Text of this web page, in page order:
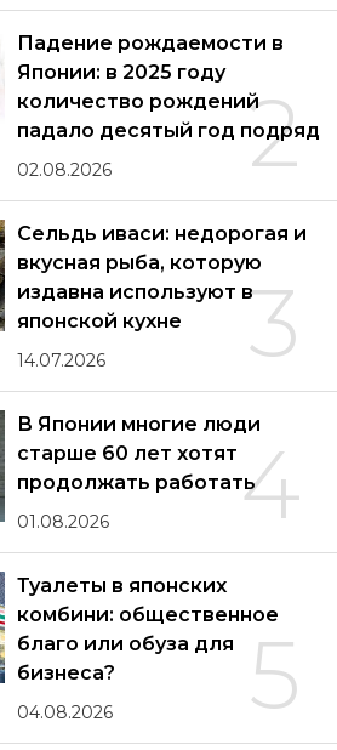
2
Падение рождаемости в
Японии: в 2025 году
количество рождений
падало десятый год подряд
02.08.2026
3
Сельдь иваси: недорогая и
вкусная рыба, которую
издавна используют в
японской кухне
14.07.2026
4
В Японии многие люди
старше 60 лет хотят
продолжать работать
01.08.2026
5
Туалеты в японских
комбини: общественное
благо или обуза для
бизнеса?
04.08.2026